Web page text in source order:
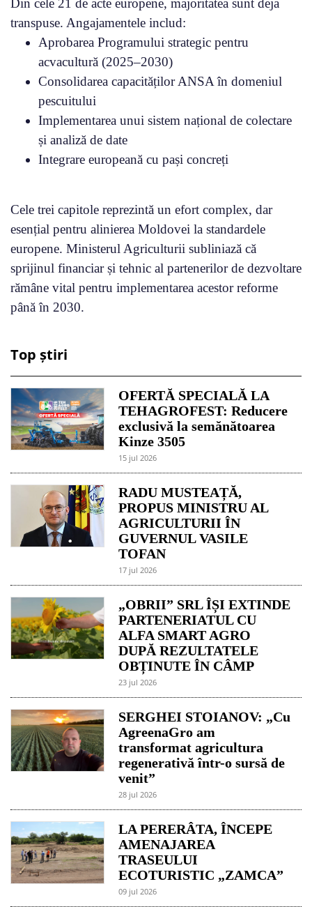
Din cele 21 de acte europene, majoritatea sunt deja
transpuse. Angajamentele includ:
Aprobarea Programului strategic pentru
acvacultură (2025–2030)
Consolidarea capacităților ANSA în domeniul
pescuitului
Implementarea unui sistem național de colectare
și analiză de date
Integrare europeană cu pași concreți
Cele trei capitole reprezintă un efort complex, dar
esențial pentru alinierea Moldovei la standardele
europene. Ministerul Agriculturii subliniază că
sprijinul financiar și tehnic al partenerilor de dezvoltare
rămâne vital pentru implementarea acestor reforme
până în 2030.
Top știri
OFERTĂ SPECIALĂ LA
TEHAGROFEST: Reducere
exclusivă la semănătoarea
Kinze 3505
15 jul 2026
RADU MUSTEAȚĂ,
PROPUS MINISTRU AL
AGRICULTURII ÎN
GUVERNUL VASILE
TOFAN
17 jul 2026
„OBRII” SRL ÎȘI EXTINDE
PARTENERIATUL CU
ALFA SMART AGRO
DUPĂ REZULTATELE
OBȚINUTE ÎN CÂMP
23 jul 2026
SERGHEI STOIANOV: „Cu
AgreenaGro am
transformat agricultura
regenerativă într-o sursă de
venit”
28 jul 2026
LA PERERÂTA, ÎNCEPE
AMENAJAREA
TRASEULUI
ECOTURISTIC „ZAMCA”
09 jul 2026